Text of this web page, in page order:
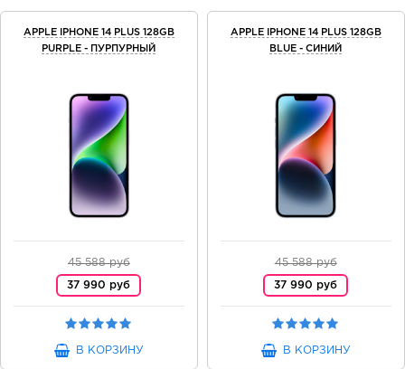
APPLE IPHONE 14 PLUS 128GB
PURPLE - ПУРПУРНЫЙ
45 588 руб
37 990 руб
В КОРЗИНУ
APPLE IPHONE 14 PLUS 128GB
BLUE - СИНИЙ
45 588 руб
37 990 руб
В КОРЗИНУ